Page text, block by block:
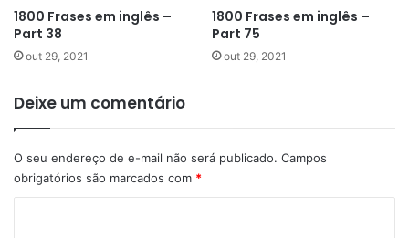
1800 Frases em inglês –
Part 38
out 29, 2021
1800 Frases em inglês –
Part 75
out 29, 2021
Deixe um comentário
O seu endereço de e-mail não será publicado. Campos
obrigatórios são marcados com *